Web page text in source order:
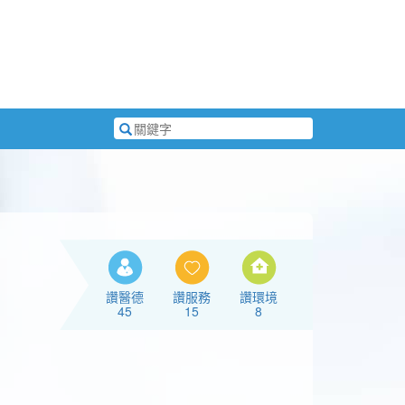
搜
尋
讚醫德
45
讚服務
15
讚環境
8